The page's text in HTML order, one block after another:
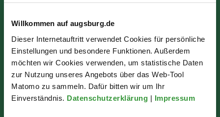
Willkommen auf augsburg.de
Dieser Internetauftritt verwendet Cookies für persönliche
Einstellungen und besondere Funktionen. Außerdem
möchten wir Cookies verwenden, um statistische Daten
zur Nutzung unseres Angebots über das Web-Tool
Matomo zu sammeln. Dafür bitten wir um Ihr
Einverständnis. Datenschutzerklärung | Impressum
Rathausplatz 1
86150 Augsburg
Wir sind für Sie da:
Mo - Mi: 07:30 - 16:30 Uhr